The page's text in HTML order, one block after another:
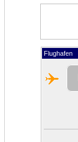
Flughafen